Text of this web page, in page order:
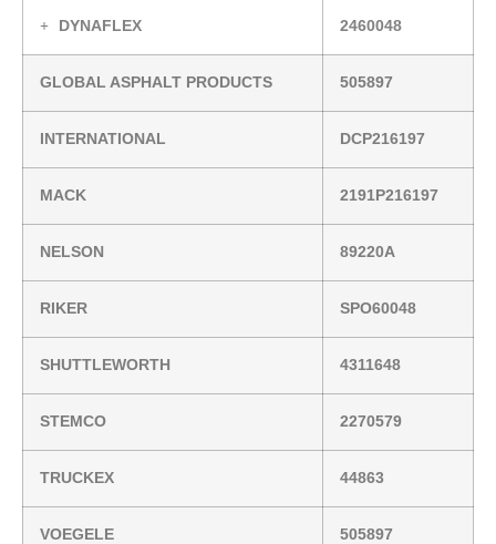
DYNAFLEX 2460048
GLOBAL ASPHALT PRODUCTS 505897
INTERNATIONAL DCP216197
MACK 2191P216197
NELSON 89220A
RIKER SPO60048
SHUTTLEWORTH 4311648
STEMCO 2270579
TRUCKEX 44863
VOEGELE 505897